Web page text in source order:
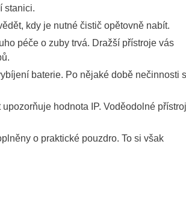
stanici.
kdy je nutné čistič opětovně nabít.
péče o zuby trvá. Dražší přístroje vás
baterie. Po nějaké době nečinnosti
hodnota IP. Voděodolné
o praktické pouzdro. To si však